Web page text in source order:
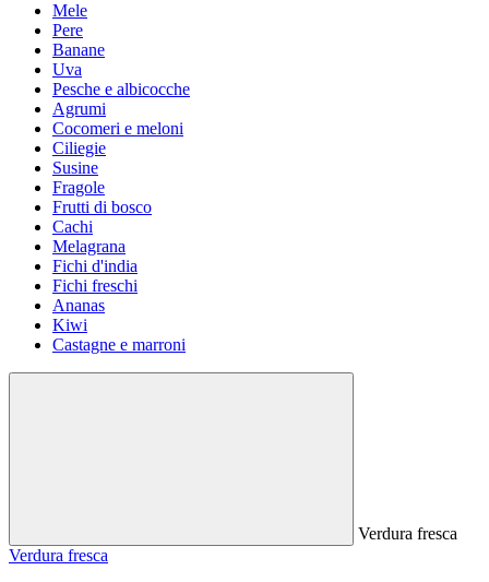
Mele
Pere
Banane
Uva
Pesche e albicocche
Agrumi
Cocomeri e meloni
Ciliegie
Susine
Fragole
Frutti di bosco
Cachi
Melagrana
Fichi d'india
Fichi freschi
Ananas
Kiwi
Castagne e marroni
Verdura fresca
Verdura fresca